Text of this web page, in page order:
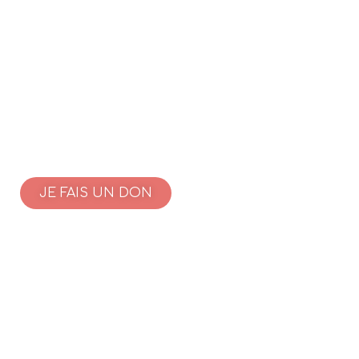
JE FAIS UN DON